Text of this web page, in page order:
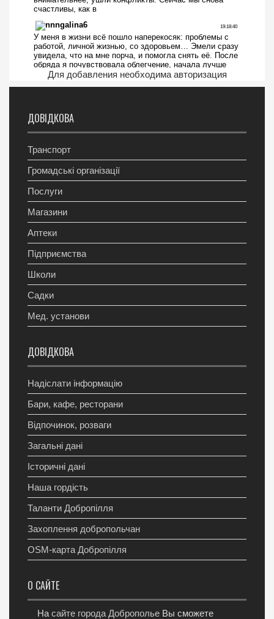
Для добавления необходима авторизация
ДОВІДКОВА
Транспорт
Громадські організації
Послуги
Магазини
Аптеки
Підприємства
Школи
Садки
Мед. установи
ДОВІДКОВА
Надіслати інформацію
Бари, кафе, ресторани
Відпочинок, розваги
Загальні дані
Історичні дані
Наша гордість
Таланти Добропілля
Захоплення добропольчан
OSM-карта Добропілля
О САЙТЕ
На сайте города Доброполье Вы сможете